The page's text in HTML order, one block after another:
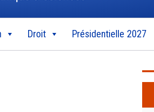
Droit Présidentielle 2027